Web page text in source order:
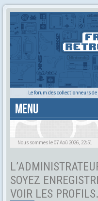
Le forum des collectionneurs
MENU
Tu cherches quelqu'un ?
Nous sommes le 07 Aoû 2026, 22:51
SOYEZ
VOIR LES PROFILS.